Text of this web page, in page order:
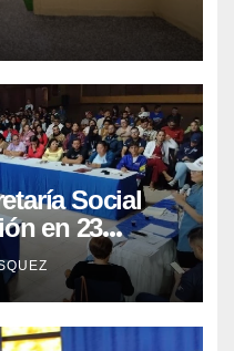
Social
en 23